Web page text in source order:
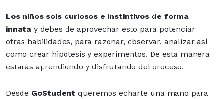
Los niños sois curiosos e instintivos de forma
innata y debes de aprovechar esto para potenciar
otras habilidades, para razonar, observar, analizar así
como crear hipótesis y experimentos. De esta manera
estarás aprendiendo y disfrutando del proceso.
Desde GoStudent queremos echarte una mano para